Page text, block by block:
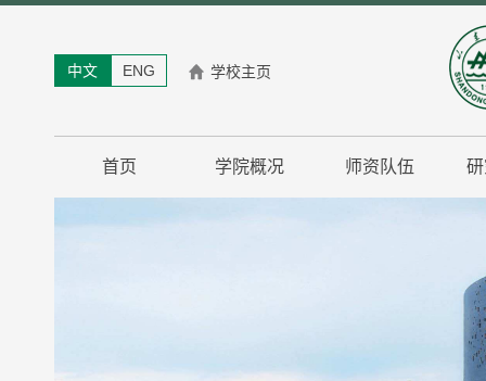
中文 ENG 学校主页
首页 学院概况 师资队伍